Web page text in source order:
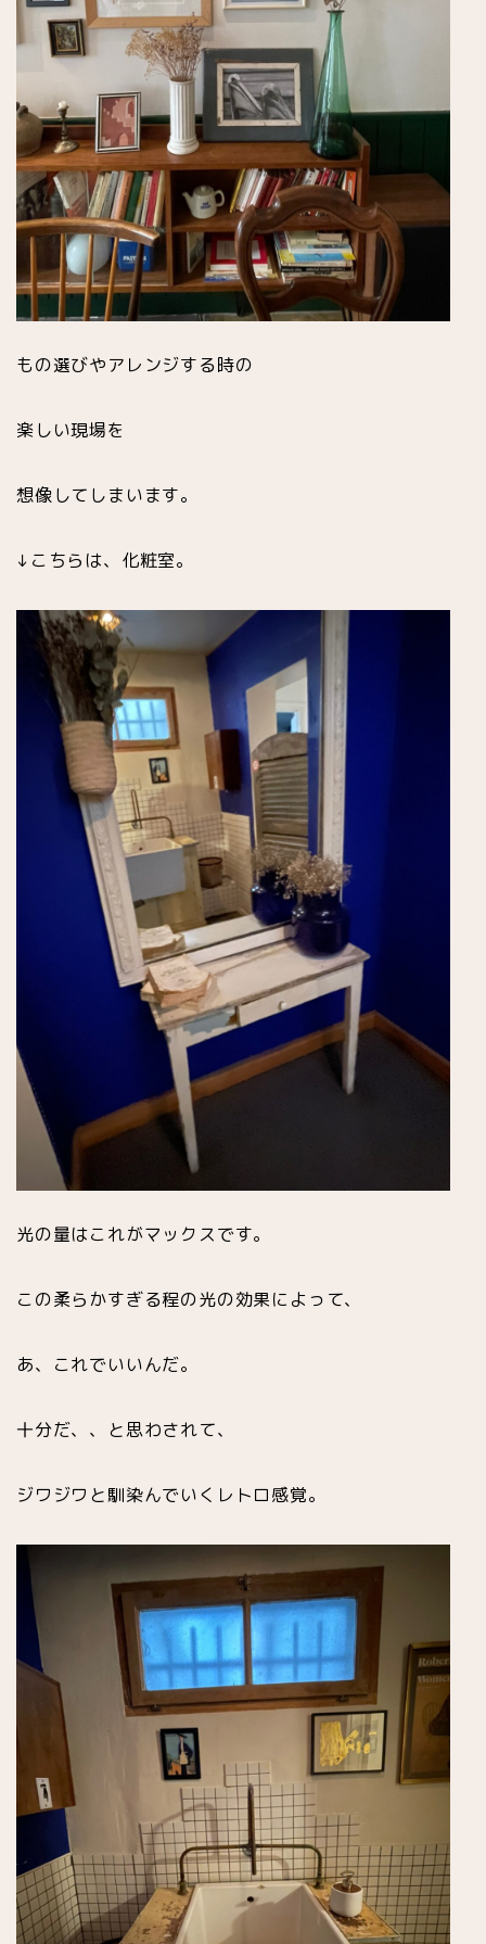
もの選びやアレンジする時の
楽しい現場を
想像してしまいます。
↓こちらは、化粧室。
光の量はこれがマックスです。
この柔らかすぎる程の光の効果によって、
あ、これでいいんだ。
十分だ、、と思わされて、
ジワジワと馴染んでいくレトロ感覚。